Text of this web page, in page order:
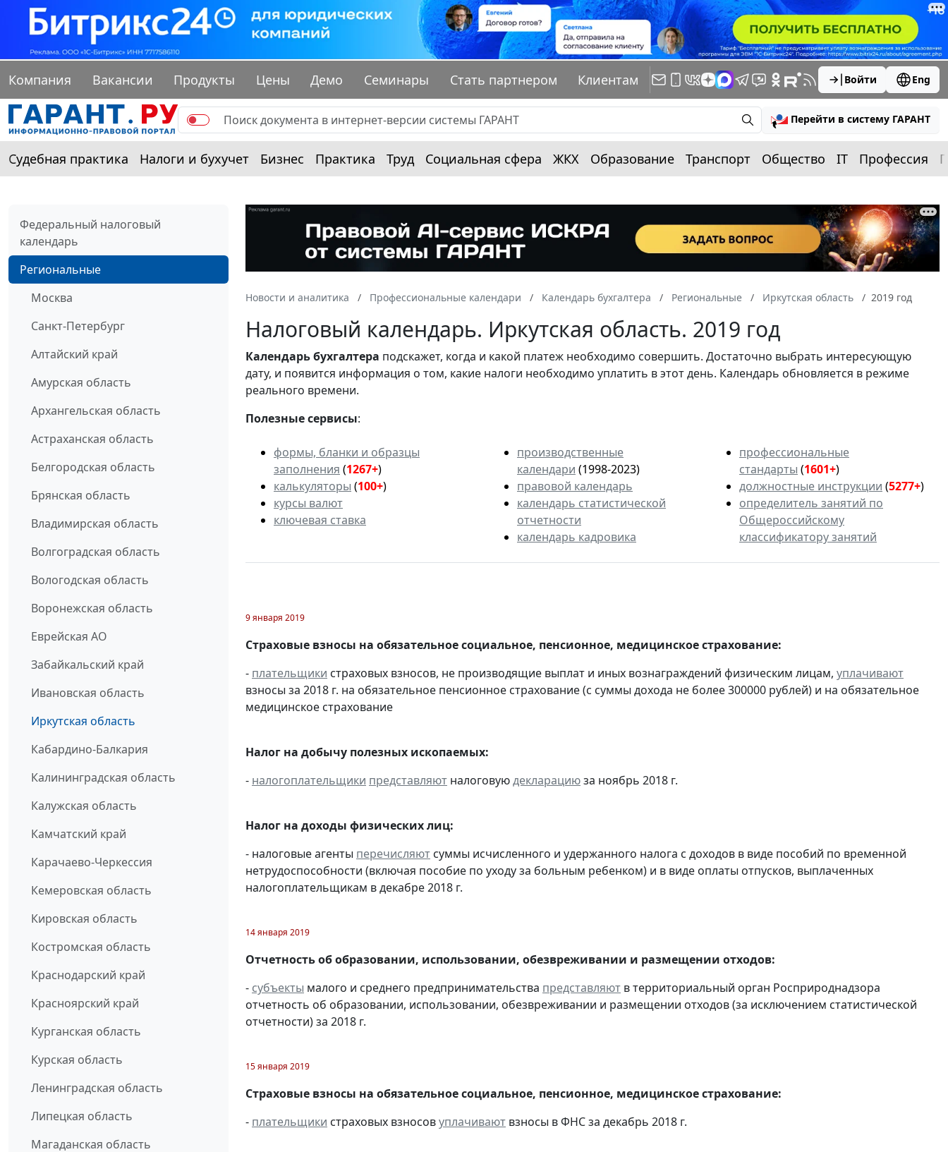
Компания Вакансии Продукты Цены Демо Семинары Стать партнером Клиентам Войти Eng
Перейти в систему ГАРАНТ
Судебная практика Налоги и бухучет Бизнес Практика Труд Социальная сфера ЖКХ Образование Транспорт Общество IT Профессия
Федеральный налоговый
календарь
Региональные
Москва
Санкт-Петербург
Алтайский край
Амурская область
Архангельская область
Астраханская область
Белгородская область
Брянская область
Владимирская область
Волгоградская область
Вологодская область
Воронежская область
Еврейская АО
Забайкальский край
Ивановская область
Иркутская область
Кабардино-Балкария
Калининградская область
Калужская область
Камчатский край
Карачаево-Черкессия
Кемеровская область
Кировская область
Костромская область
Краснодарский край
Красноярский край
Курганская область
Курская область
Ленинградская область
Липецкая область
Магаданская область
Новости и аналитика Профессиональные календари Календарь бухгалтера Региональные Иркутская область 2019 год
Налоговый календарь. Иркутская область. 2019 год
Календарьбухгалтера подскажет, когда и какой платеж необходимо совершить. Достаточно выбрать интересующую
дату, и появится информация о том, какие налоги необходимо уплатить в этот день. Календарь обновляется в режиме
реального времени.
Полезные сервисы:
формы, бланки и образцы
заполнения (1267+)
калькуляторы (100+)
курсы валют
ключевая ставка
производственные
календари (1998-2023)
правовой календарь
календарь статистической
отчетности
календарь кадровика
профессиональные
стандарты (1601+)
должностные инструкции (5277+)
определитель занятий по
Общероссийскому
классификатору занятий
9 января 2019
Страховые взносы на обязательное социальное, пенсионное, медицинское страхование:
- плательщики страховых взносов, не производящие выплат и иных вознаграждений физическим лицам, уплачивают
взносы за 2018 г. на обязательное пенсионное страхование (с суммы дохода не более 300000 рублей) и на обязательное
медицинское страхование
Налог на добычу полезных ископаемых:
- налогоплательщики представляют налоговуюдекларациюза ноябрь 2018 г.
Налог на доходы физических лиц:
- налоговые агенты перечисляют суммы исчисленного и удержанного налога с доходов в виде пособий по временной
нетрудоспособности (включая пособие по уходу за больным ребенком) и в виде оплаты отпусков, выплаченных
налогоплательщикам в декабре 2018 г.
14 января 2019
Отчетность об образовании, использовании, обезвреживании и размещении отходов:
- субъекты малого и среднего предпринимательства представляют в территориальный орган Росприроднадзора
отчетность об образовании, использовании, обезвреживании и размещении отходов (за исключением статистической
отчетности) за 2018 г.
15 января 2019
Страховые взносы на обязательное социальное, пенсионное, медицинское страхование:
- плательщики страховых взносовуплачивают взносы в ФНС за декабрь 2018 г.